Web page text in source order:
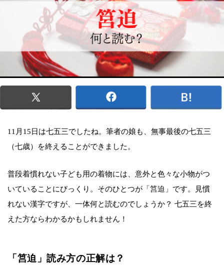
11月15日は七五三でしたね。筆者の娘も、無事最後の七五三
（七歳）を終えることができました。
普段着慣れない子ども用の着物には、意外と色々な小物がつ
いていることにびっくり。そのひとつが「筥迫」です。見慣
れない漢字ですが、一体何と読むのでしょうか？ 七五三を終
えた方ならわかるかもしれません！
「筥迫」読み方の正解は？